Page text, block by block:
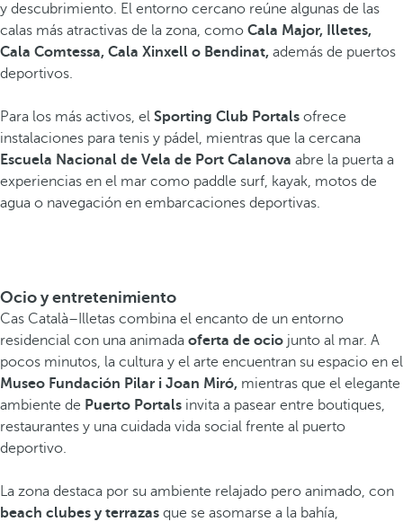
y descubrimiento. El entorno cercano reúne algunas de las
calas más atractivas de la zona, como Cala Major, Illetes,
Cala Comtessa, Cala Xinxell o Bendinat, además de puertos
deportivos.
Para los más activos, el Sporting Club Portals ofrece
instalaciones para tenis y pádel, mientras que la cercana
Escuela Nacional de Vela de Port Calanova abre la puerta a
experiencias en el mar como paddle surf, kayak, motos de
agua o navegación en embarcaciones deportivas.
Ocio y entretenimiento
Cas Català–Illetas combina el encanto de un entorno
residencial con una animada oferta de ocio junto al mar. A
pocos minutos, la cultura y el arte encuentran su espacio en el
Museo Fundación Pilar i Joan Miró, mientras que el elegante
ambiente de Puerto Portals invita a pasear entre boutiques,
restaurantes y una cuidada vida social frente al puerto
deportivo.
La zona destaca por su ambiente relajado pero animado, con
beach clubes y terrazas que se asomarse a la bahía,